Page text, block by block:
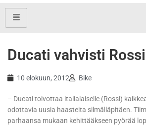
Ducati vahvisti
10 elokuun, 2012 Bike
– Ducati toivottaa italialaiselle (Rossi)
odottavia uusia haasteita silmälläpitäen.
parhaansa mukaan kehittääkseen pyörää